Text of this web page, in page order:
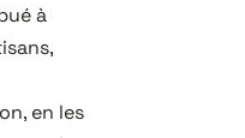
à
en les